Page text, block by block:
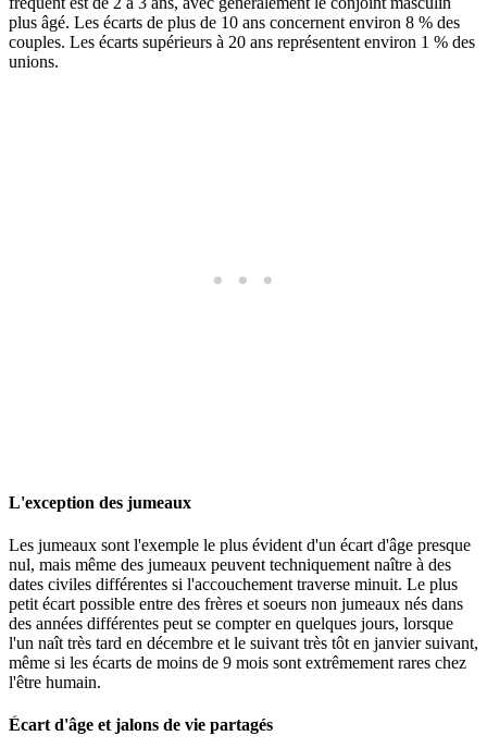
plus âgé. Les écarts de plus de 10 ans concernent environ 8 % des
couples. Les écarts supérieurs à 20 ans représentent environ 1 % des
unions.
L'exception des jumeaux
Les jumeaux sont l'exemple le plus évident d'un écart d'âge presque
nul, mais même des jumeaux peuvent techniquement naître à des
dates civiles différentes si l'accouchement traverse minuit. Le plus
petit écart possible entre des frères et soeurs non jumeaux nés dans
des années différentes peut se compter en quelques jours, lorsque
l'un naît très tard en décembre et le suivant très tôt en janvier suivant,
même si les écarts de moins de 9 mois sont extrêmement rares chez
l'être humain.
Écart d'âge et jalons de vie partagés